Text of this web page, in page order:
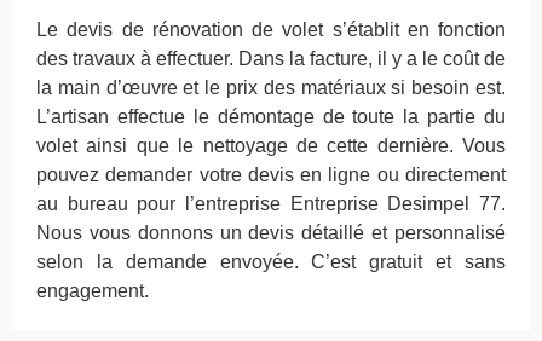
Le devis de rénovation de volet s’établit en fonction
des travaux à effectuer. Dans la facture, il y a le coût de
la main d’œuvre et le prix des matériaux si besoin est.
L’artisan effectue le démontage de toute la partie du
volet ainsi que le nettoyage de cette dernière. Vous
pouvez demander votre devis en ligne ou directement
au bureau pour l’entreprise Entreprise Desimpel 77.
Nous vous donnons un devis détaillé et personnalisé
selon la demande envoyée. C’est gratuit et sans
engagement.